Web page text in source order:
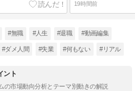
19時間前
#無職 #人生 #退職 #動画編集
#ダメ人間 #失業 #何もない #リアル
ント
の市場動向分析とテーマ別動きの解説